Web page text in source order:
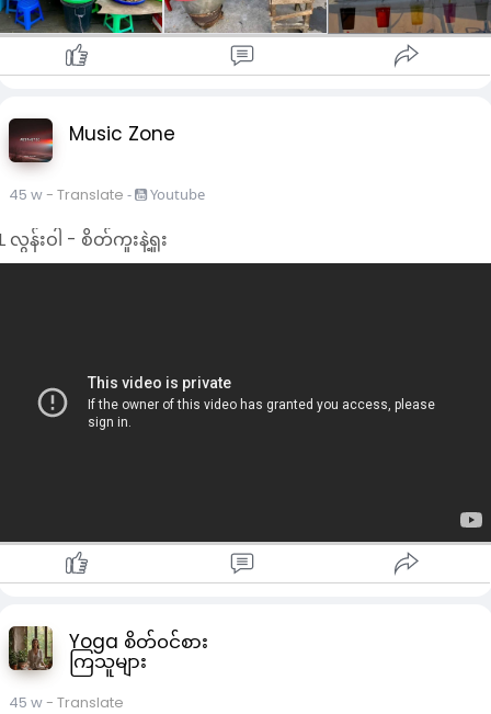
Music Zone
45 w- Translate- Youtube
လွန်းဝါ - စိတ်ကူးနဲ့ရူး
Yoga စိတ်၀င်စား
ကြသူများ
45 w- Translate